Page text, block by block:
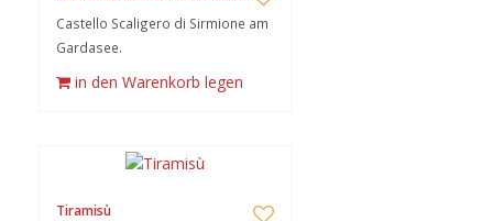
Castello Scaligero di Sirmione am
Gardasee.
in den Warenkorb legen
Tiramisù